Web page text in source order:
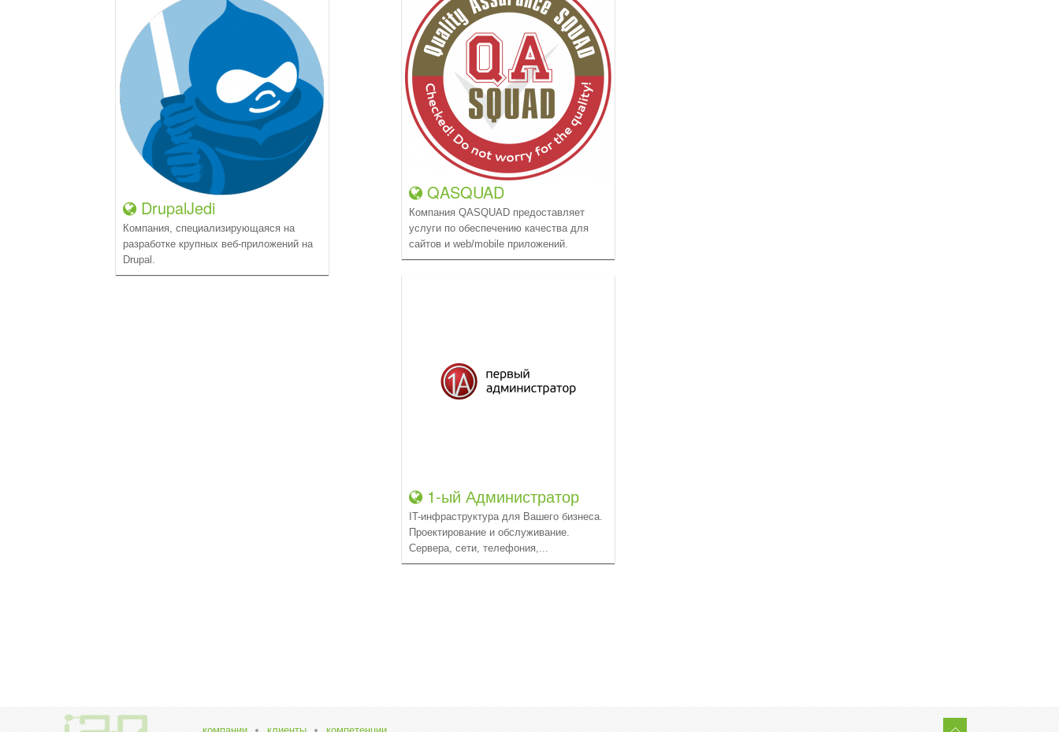
QASQUAD
Компания QASQUAD предоставляет
услуги по обеспечению качества для
сайтов и web/mobile приложений.
DrupalJedi
Компания, специализирующаяся на
разработке крупных веб-приложений на
Drupal.
1-ый Администратор
IT-инфраструктура для Вашего бизнеса.
Проектирование и обслуживание.
Сервера, сети, телефония,...